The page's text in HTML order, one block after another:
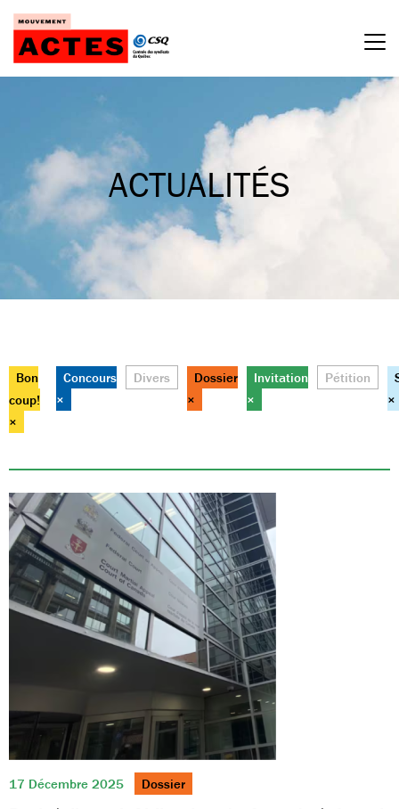
Passer
contenu
ACTUALITÉS
17 Décembre 2025 Dossier
Bon
coup!
×
Concours
×
Divers
Dossier
×
Invitation
×
Pétition
×